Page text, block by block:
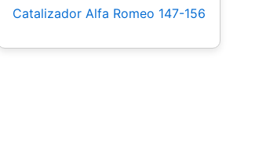
Catalizador Alfa Romeo 147-156